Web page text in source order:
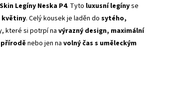
Legíny Neska P4. Tyto luxusní legínyse
květiny. Celý kousek je laděn do sytého,
které si potrpí na výrazný design, maximální
nebo jen na volný čas s uměleckým